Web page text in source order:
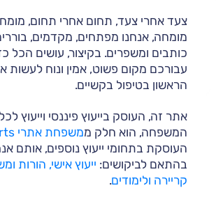
צעד אחרי צעד, תחום אחרי תחום,
מומחה, אנחנו מפתחים, מקדמים,
כותבים ומשפרים. בקיצור, עושים הכל
עבורכם מקום פשוט, אמין ונוח לעשות
הראשון בטיפול בקשיים.
אתר זה, העוסק בייעוץ פיננסי וייעוץ
המשפחה, הוא חלק ממשפחת אתרי Experts
העוסקת בתחומי ייעוץ נוספים, אותם
בהתאם לביקושים: ייעוץ אישי, הורות
קריירה ולימודים.